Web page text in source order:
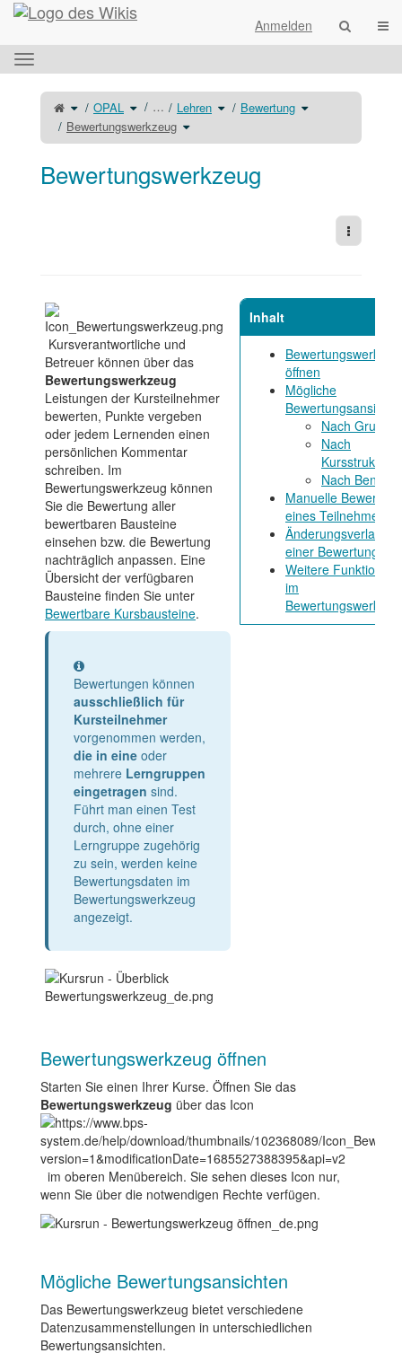
Startseite
Anmelden
Das
horizontale
Menü
umschalten.
Schalte
denübergeordneten
Baum
von
Bewertungswerkzeug
um.
OPAL Schalte
denVerzeichnisbaum
unter
OPAL
um.
… Lehren Schalte
denVerzeichnisbaum
Bewertung Schalte
den
Bewertungswerkzeug Schalte
den
unter
Bewertungswerkzeug
Bewertungswerkzeug
Weitere
Kursverantwortliche und
Betreuer können über das
Bewertungswerkzeug
Leistungen der Kursteilnehmer
bewerten, Punkte vergeben
oder jedem Lernenden einen
persönlichen Kommentar
schreiben. Im
Bewertungswerkzeug können
Sie die Bewertung aller
bewertbaren Bausteine
einsehen bzw. die Bewertung
nachträglich anpassen. Eine
Übersicht der verfügbaren
Bausteine finden Sie unter
Bewertbare Kursbausteine.
Information
Bewertungen können
ausschließlich für
Kursteilnehmer
vorgenommen werden,
die in eine oder
mehrere Lerngruppen
eingetragen sind.
Führt man einen Test
durch, ohne einer
Lerngruppe zugehörig
zu sein, werden keine
Bewertungsdaten im
Bewertungswerkzeug
angezeigt.
Inhalt
öffnen
Mögliche
Nach
Nach
Kursstruktur
Nach
Manuelle Bewertung
eines Teilnehmers
Änderungsverlauf
einer Bewertung
Weitere Funktionen
im
Bewertungswerkzeug öffnen
Starten Sie einen Ihrer Kurse. Öffnen Sie das
Bewertungswerkzeug über das Icon
im oberen Menübereich. Sie sehen dieses Icon nur,
wenn Sie über die notwendigen Rechte verfügen.
Mögliche Bewertungsansichten
Das Bewertungswerkzeug bietet verschiedene
Datenzusammenstellungen in unterschiedlichen
Bewertungsansichten.